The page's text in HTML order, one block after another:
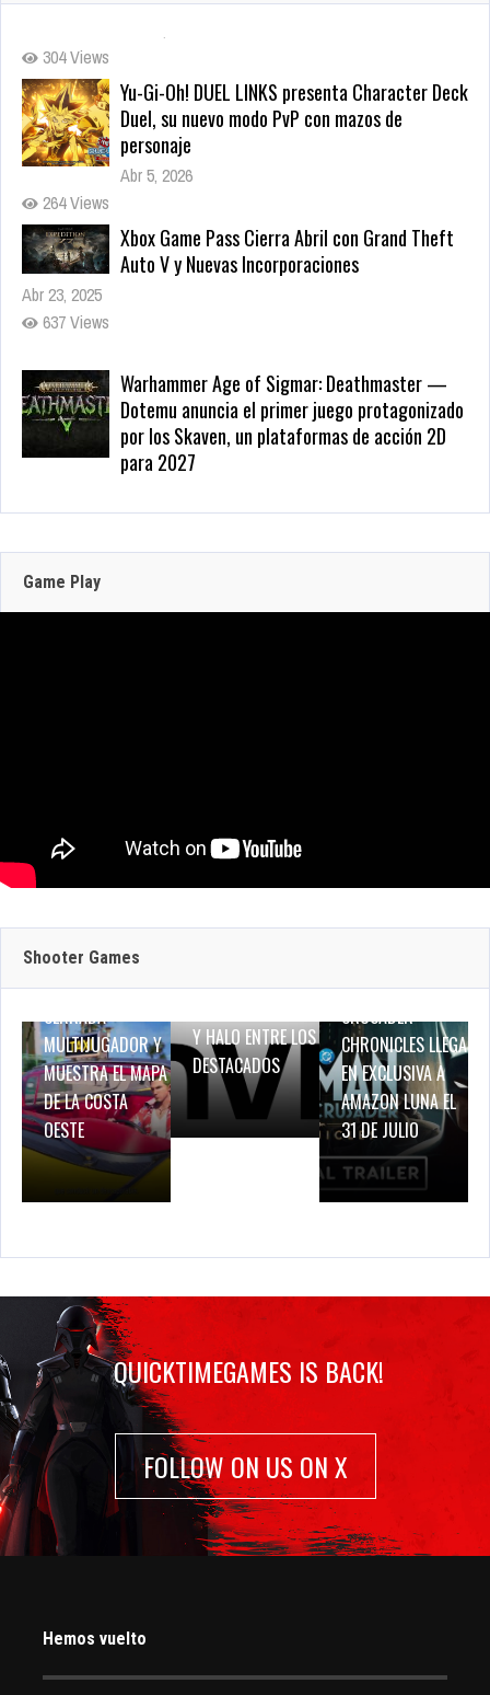
Duel, su nuevo modo PvP con mazos de
personaje
Abr 5, 2026
Auto V y Nuevas Incorporaciones
Abr 23, 2025
637 Views
Dotemu anuncia el primer juego protagonizado
por los Skaven, un plataformas de acción 2D
para 2027
Zenless Zone Zero 3.0 llega a Steam el 17 de
actualiza RTX Remix 1.5
304 Views
Game Play
Shooter Games
JULIO 30, 2026
WORLD TOUR
ANUNCIA SU
PRUEBA DE RED
CERRADA
MULTIJUGADOR Y
MUESTRA EL MAPA
DE LA COSTA
OESTE
JULIO 29, 2026
GEFORCE NOW
SUMA 9 JUEGOS
Y HALO ENTRE LOS
DESTACADOS
JULIO 29, 2026
BATMAN: CAPED
CRUSADER –
CHRONICLES LLEGA
EN EXCLUSIVA A
AMAZON LUNA EL
31 DE JULIO
QUICKTIMEGAMES IS BACK!
FOLLOW ON US ON X
Hemos vuelto